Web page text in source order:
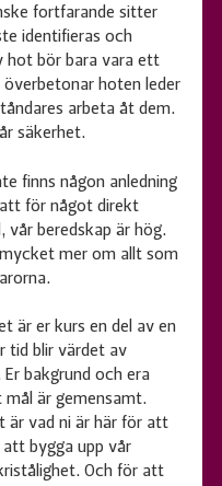
fortfarande sitter
identifieras och
hot bör bara vara ett
hoten leder
arbeta åt dem.
säkerhet.
finns någon anledning
för något direkt
vår beredskap är hög.
mer om allt som
är er kurs en del av en
tid blir värdet av
bakgrund och era
mål är gemensamt.
är vad ni är här för att
bygga upp vår
Och för att